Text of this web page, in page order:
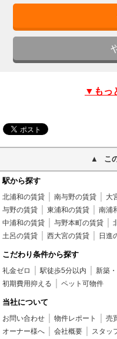
▼もっ
こ
駅から探す
北浦和の賃貸 南与野の賃貸 大
与野の賃貸
東浦和の賃貸 南浦
中浦和の賃貸
与野本町の賃貸
土呂の賃貸
西大宮の賃貸 日進
こだわり条件から探す
礼金ゼロ 駅徒歩5分以内 新築
初期費用抑える
ペット可物件
当社について
お問い合わせ 物件レポート 売
オーナー様へ
会社概要 スタッ